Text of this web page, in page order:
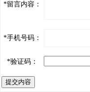
*留言内容：
*手机号码：
*验证码：
提交内容